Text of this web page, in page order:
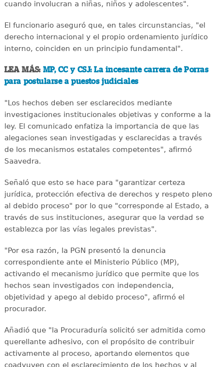
cuando involucran a niñas, niños y adolescentes".
El funcionario aseguró que, en tales circunstancias, "el
derecho internacional y el propio ordenamiento jurídico
interno, coinciden en un principio fundamental".
LEA MÁS: MP, CC y CSJ: La incesante carrera de Porras
para postularse a puestos judiciales
"Los hechos deben ser esclarecidos mediante
investigaciones institucionales objetivas y conforme a la
ley. El comunicado enfatiza la importancia de que las
alegaciones sean investigadas y esclarecidas a través
de los mecanismos estatales competentes", afirmó
Saavedra.
Señaló que esto se hace para "garantizar certeza
jurídica, protección efectiva de derechos y respeto pleno
al debido proceso" por lo que "corresponde al Estado, a
través de sus instituciones, asegurar que la verdad se
establezca por las vías legales previstas".
"Por esa razón, la PGN presentó la denuncia
correspondiente ante el Ministerio Público (MP),
activando el mecanismo jurídico que permite que los
hechos sean investigados con independencia,
objetividad y apego al debido proceso", afirmó el
procurador.
Añadió que "la Procuraduría solicitó ser admitida como
querellante adhesivo, con el propósito de contribuir
activamente al proceso, aportando elementos que
coadyuven con el esclarecimiento de los hechos y al